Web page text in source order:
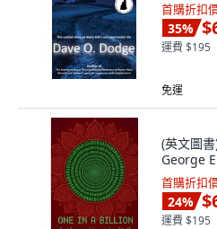
首購折扣
35%
運費 $195
免運
(英文圖
George
首購折扣
24%
運費 $195